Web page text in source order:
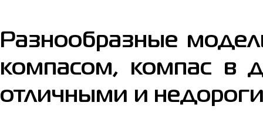
Разнообразные
компасом, компас в
отличными и